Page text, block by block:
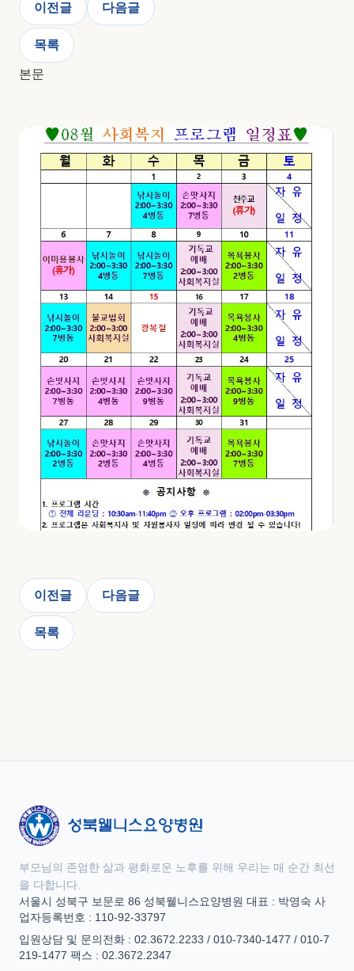
이전글 다음글
목록
본문
이전글 다음글
목록
부모님의 존엄한 삶과 평화로운 노후를 위해 우리는 매 순간 최선
을 다합니다.
서울시 성북구 보문로 86 성북웰니스요양병원 대표 : 박영숙 사
업자등록번호 : 110-92-33797
입원상담 및 문의전화 : 02.3672.2233 / 010-7340-1477 / 010-7
219-1477 팩스 : 02.3672.2347